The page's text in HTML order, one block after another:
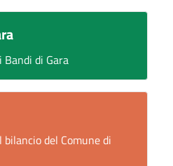
di Gara
del Comune di